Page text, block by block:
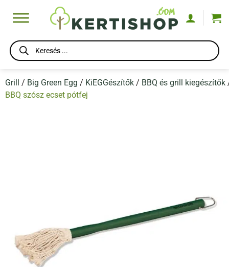
Products
search
Grill / Big Green Egg / KiEGGészítők / BBQ és grill kiegészítők
BBQ szósz ecset pótfej